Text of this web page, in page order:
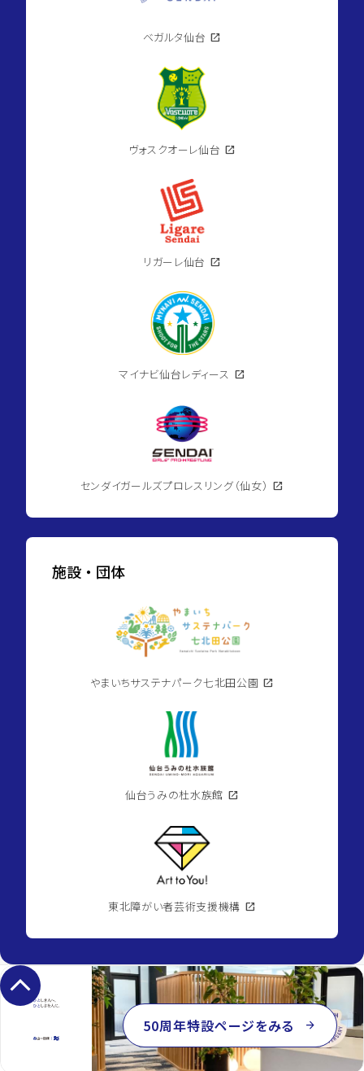
ベガルタ仙台 open_in_new
ヴォスクオーレ仙台 open_in_new
リガーレ仙台 open_in_new
マイナビ仙台レディース open_in_new
センダイガールズプロレスリング（仙女） open_in_new
施設・団体
やまいちサステナパーク七北田公園 open_in_new
仙台うみの杜水族館 open_in_new
東北障がい者芸術支援機構 open_in_new
keyboard_arrow_up
50周年特設ページをみる arrow_forward